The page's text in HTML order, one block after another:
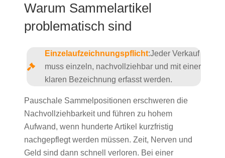
Warum Sammelartikel
problematisch sind
Einzelaufzeichnungspflicht:Jeder Verkauf
muss einzeln, nachvollziehbar und mit einer
klaren Bezeichnung erfasst werden.
Pauschale Sammelpositionen erschweren die
Nachvollziehbarkeit und führen zu hohem
Aufwand, wenn hunderte Artikel kurzfristig
nachgepflegt werden müssen. Zeit, Nerven und
Geld sind dann schnell verloren. Bei einer